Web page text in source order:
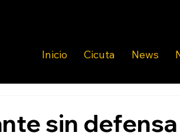
Inicio Cicuta News
sin defensa